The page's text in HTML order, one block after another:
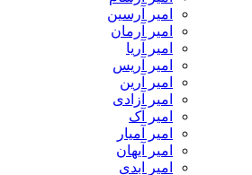
امیر آرسین
امیر آرمان
امیر آریا
امیر آریس
امیر آرین
امیر آزادی
امیر آک
امیر آمیار
امیر آیهان
امیر ابدی